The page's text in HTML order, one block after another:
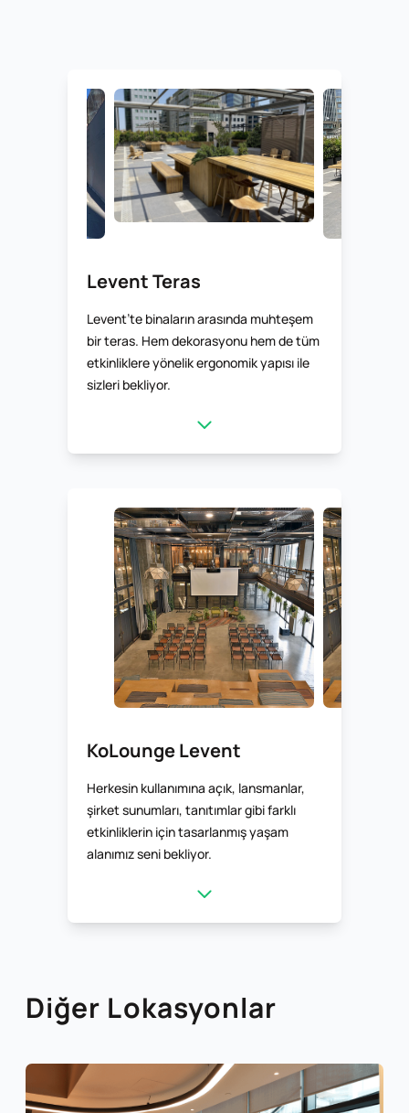
Levent Teras
Levent’te binaların arasında muhteşem
bir teras. Hem dekorasyonu hem de tüm
etkinliklere yönelik ergonomik yapısı ile
sizleri bekliyor.
KoLounge Levent
Herkesin kullanımına açık, lansmanlar,
şirket sunumları, tanıtımlar gibi farklı
etkinliklerin için tasarlanmış yaşam
alanımız seni bekliyor.
Diğer Lokasyonlar